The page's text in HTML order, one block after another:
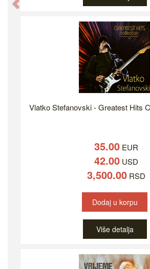
Vlatko Stefanovski - Greatest Hits
35.00EUR
42.00USD
3,500.00RSD
Dodaj u korpu
Više detalja